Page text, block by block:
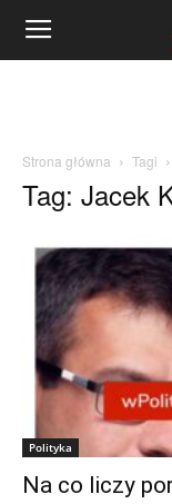
Strona główna Tagi
Tag: Jacek
Polityka
Na co liczy